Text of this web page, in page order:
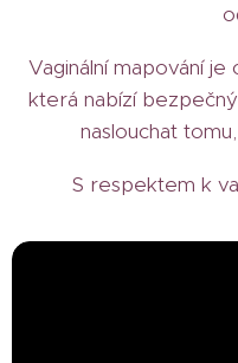
Vaginální mapování
která nabízí
naslouchat
S respektem k